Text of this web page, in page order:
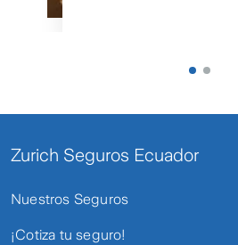
Zurich Seguros Ecuador
Nuestros Seguros
¡Cotiza tu seguro!